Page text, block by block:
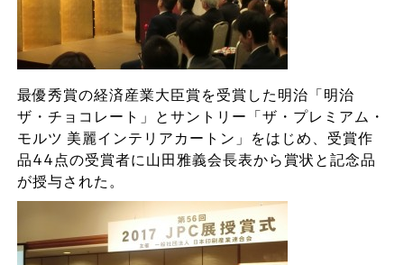
最優秀賞の経済産業大臣賞を受賞した明治「明治
ザ・チョコレート」とサントリー「ザ・プレミアム・
モルツ 美麗インテリアカートン」をはじめ、受賞作
品44点の受賞者に山田雅義会長表から賞状と記念品
が授与された。